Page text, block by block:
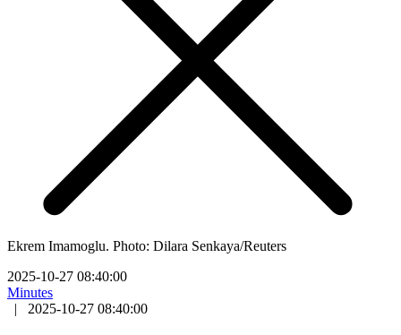
Ekrem Imamoglu. Photo: Dilara Senkaya/Reuters
2025-10-27 08:40:00
Minutes
|
2025-10-27 08:40:00